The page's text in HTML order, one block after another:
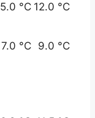
5.0 °C 12.0 °C
7.0 °C 9.0 °C